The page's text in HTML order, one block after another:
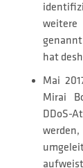
weitere
hat
Mai
Mirai
DDoS-